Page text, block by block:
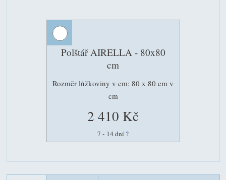
Polštář AIRELLA - 80x80
cm
Rozměr lůžkoviny v cm: 80 x 80 cm v
cm
2 410 Kč
7 - 14 dní ?